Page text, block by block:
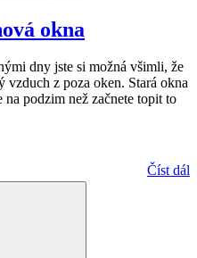
okna
dny jste si možná všimli, že
vzduch z poza oken. Stará okna
podzim než začnete topit to
Číst dál